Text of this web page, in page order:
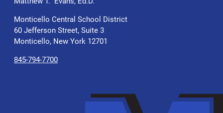
Monticello Central School District
60 Jefferson Street, Suite 3
Monticello, New York 12701
845-794-7700